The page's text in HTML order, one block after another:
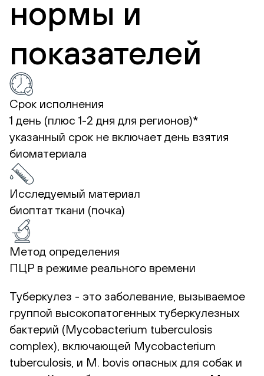
нормы и
показателей
Срок исполнения
1 день (плюс 1-2 дня для регионов)*
указанный срок не включает день взятия
биоматериала
Исследуемый материал
биоптат ткани (почка)
Метод определения
ПЦР в режиме реального времени
Туберкулез - это заболевание, вызываемое
группой высокопатогенных туберкулезных
бактерий (Mycobacterium tuberculosis
complex), включающей Mycobacterium
tuberculosis, и M. bovis опасных для собак и